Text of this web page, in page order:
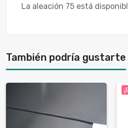
La aleación 75 está
También podría gustarte